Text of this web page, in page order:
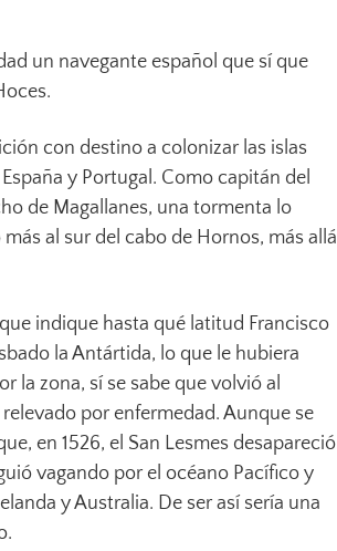
un navegante español que sí que
con destino a colonizar las islas
y Portugal. Como capitán del
de Magallanes, una tormenta lo
al sur del cabo de Hornos, más allá
indique hasta qué latitud Francisco
la Antártida, lo que le hubiera
la zona, sí se sabe que volvió al
por enfermedad. Aunque se
en 1526, el San Lesmes desapareció
vagando por el océano Pacífico y
y Australia. De ser así sería una